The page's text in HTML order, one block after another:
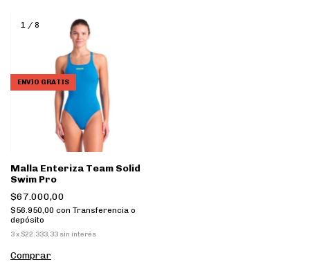
1 / 8
ENVÍO GRATIS
Malla Enteriza Team Solid
Swim Pro
$67.000,00
$56.950,00 con Transferencia o
depósito
3x $22.333,33 sin interés
Comprar